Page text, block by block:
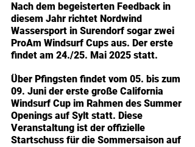
Nach dem begeisterten Feedback in
diesem Jahr richtet Nordwind
Wassersport in Surendorf sogar zwei
ProAm Windsurf Cups aus. Der erste
findet am 24./25. Mai 2025 statt.
Über Pfingsten findet vom 05. bis zum
09. Juni der erste große California
Windsurf Cup im Rahmen des Summer
Openings auf Sylt statt. Diese
Veranstaltung ist der offizielle
Startschuss für die Sommersaison auf